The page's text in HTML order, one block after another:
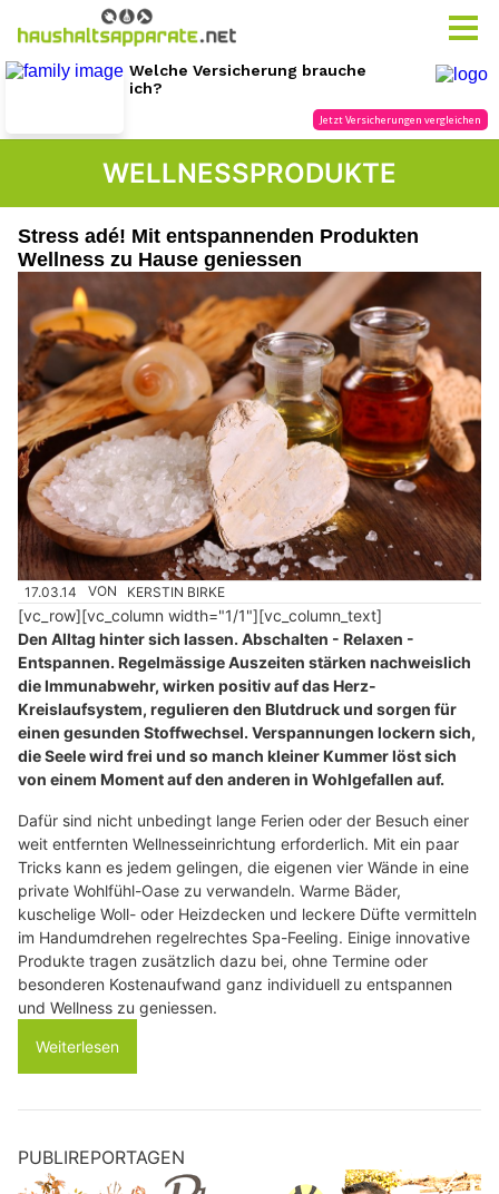
WELLNESSPRODUKTE
Stress adé! Mit entspannenden Produkten
Wellness zu Hause geniessen
17.03.14 VON KERSTIN BIRKE
[vc_row][vc_column width="1/1"][vc_column_text]
Den Alltag hinter sich lassen. Abschalten - Relaxen -
Entspannen. Regelmässige Auszeiten stärken nachweislich
die Immunabwehr, wirken positiv auf das Herz-
Kreislaufsystem, regulieren den Blutdruck und sorgen für
einen gesunden Stoffwechsel. Verspannungen lockern sich,
die Seele wird frei und so manch kleiner Kummer löst sich
von einem Moment auf den anderen in Wohlgefallen auf.
Dafür sind nicht unbedingt lange Ferien oder der Besuch einer
weit entfernten Wellnesseinrichtung erforderlich. Mit ein paar
Tricks kann es jedem gelingen, die eigenen vier Wände in eine
private Wohlfühl-Oase zu verwandeln. Warme Bäder,
kuschelige Woll- oder Heizdecken und leckere Düfte vermitteln
im Handumdrehen regelrechtes Spa-Feeling. Einige innovative
Produkte tragen zusätzlich dazu bei, ohne Termine oder
besonderen Kostenaufwand ganz individuell zu entspannen
und Wellness zu geniessen.
Weiterlesen
PUBLIREPORTAGEN